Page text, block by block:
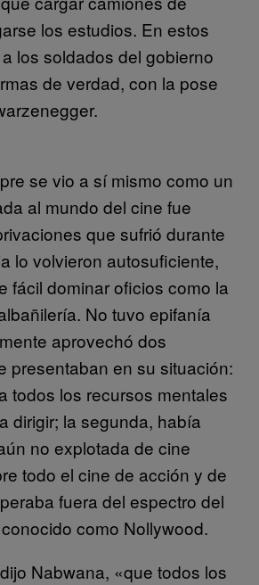
los estudios. En estos
los soldados del gobierno
de verdad, con la pose
se vio a sí mismo como un
al mundo del cine fue
que sufrió durante
lo volvieron autosuficiente,
fácil dominar oficios como la
No tuvo epifanía
aprovechó dos
presentaban en su situación:
todos los recursos mentales
dirigir; la segunda, había
no explotada de cine
todo el cine de acción y de
fuera del espectro del
como Nollywood.
Nabwana, «que todos los